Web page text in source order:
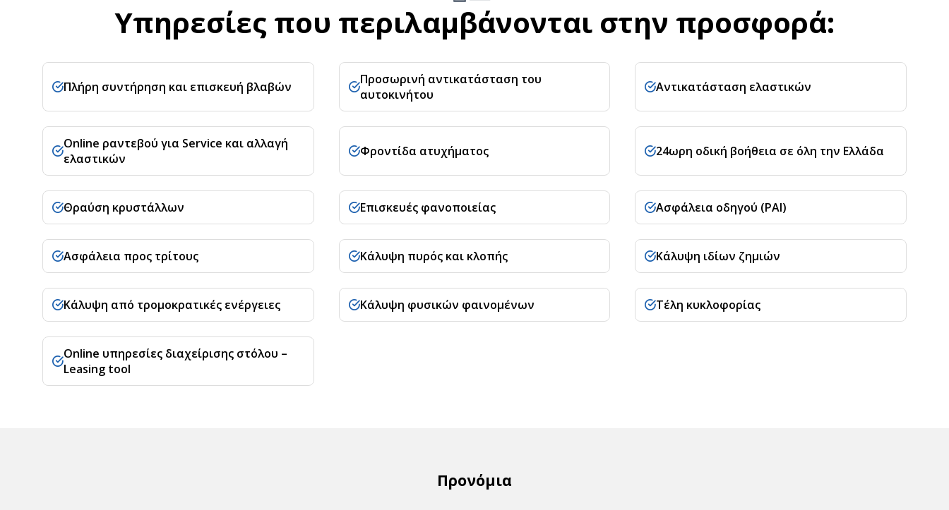
Υπηρεσίες που περιλαμβάνονται στην προσφορά:
Πλήρη συντήρηση και επισκευή βλαβών
Προσωρινή αντικατάσταση του
αυτοκινήτου
Αντικατάσταση ελαστικών
Online ραντεβού για Service και αλλαγή
ελαστικών
Φροντίδα ατυχήματος 24ωρη οδική βοήθεια σε όλη την Ελλάδα
Θραύση κρυστάλλων Επισκευές φανοποιείας Ασφάλεια οδηγού (PAI)
Ασφάλεια προς τρίτους Κάλυψη πυρός και κλοπής Κάλυψη ιδίων ζημιών
Κάλυψη από τρομοκρατικές ενέργειες Κάλυψη φυσικών φαινομένων Τέλη κυκλοφορίας
Online υπηρεσίες διαχείρισης στόλου –
Leasing tool
Προνόμια